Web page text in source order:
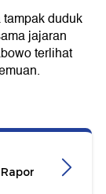
duduk
jajaran
terlihat